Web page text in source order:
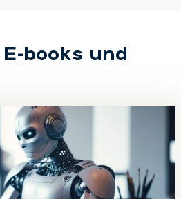
books und